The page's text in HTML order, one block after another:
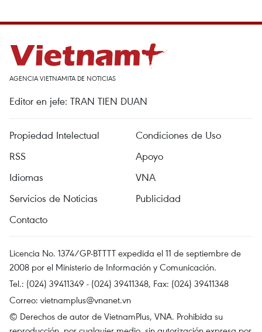
AGENCIA VIETNAMITA DE NOTICIAS
Editor en jefe: TRAN TIEN DUAN
Propiedad Intelectual
Condiciones de Uso
RSS
Apoyo
Idiomas
VNA
Servicios de Noticias
Publicidad
Contacto
Licencia No. 1374/GP-BTTTT expedida el 11 de septiembre de
2008 por el Ministerio de Información y Comunicación.
Tel.: (024) 39411349 - (024) 39411348, Fax: (024) 39411348
Correo: vietnamplus@vnanet.vn
© Derechos de autor de VietnamPlus, VNA. Prohibida su